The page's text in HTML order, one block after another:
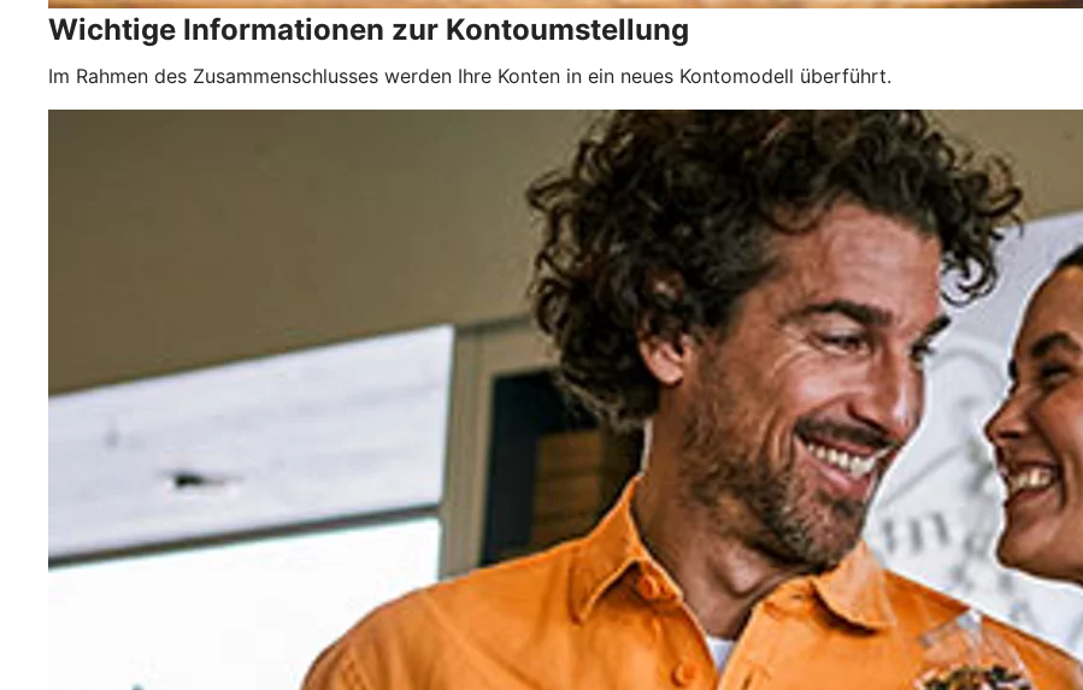
Wichtige Informationen zur Kontoumstellung
Im Rahmen des Zusammenschlusses werden Ihre Konten in ein neues Kontomodell überführt.